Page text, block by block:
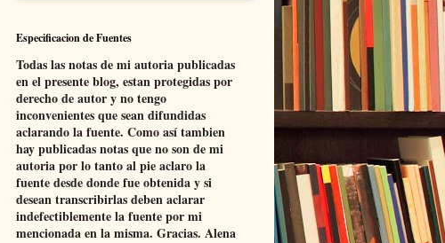
Especificacion de Fuentes
Todas las notas de mi autoria publicadas
en el presente blog, estan protegidas por
derecho de autor y no tengo
inconvenientes que sean difundidas
aclarando la fuente. Como así tambien
hay publicadas notas que no son de mi
autoria por lo tanto al pie aclaro la
fuente desde donde fue obtenida y si
desean transcribirlas deben aclarar
indefectiblemente la fuente por mi
mencionada en la misma. Gracias. Alena